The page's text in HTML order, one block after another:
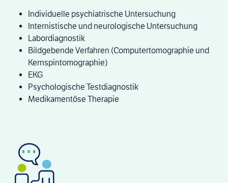
Individuelle psychiatrische Untersuchung
Internistische und neurologische Untersuchung
Labordiagnostik
Bildgebende Verfahren (Computertomographie und
Kernspintomographie)
EKG
Psychologische Testdiagnostik
Medikamentöse Therapie